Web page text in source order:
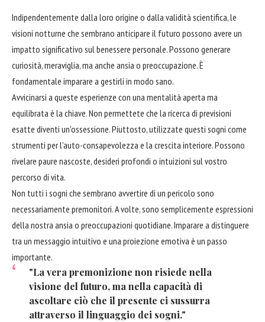
Indipendentemente dalla loro origine o dalla validità scientifica, le
visioni notturne che sembrano anticipare il futuro possono avere un
impatto significativo sul benessere personale. Possono generare
curiosità, meraviglia, ma anche ansia o preoccupazione. È
fondamentale imparare a gestirli in modo sano.
Avvicinarsi a queste esperienze con una mentalità aperta ma
equilibrata è la chiave. Non permettete che la ricerca di previsioni
esatte diventi un'ossessione. Piuttosto, utilizzate questi sogni come
strumenti per l'auto-consapevolezza e la crescita interiore. Possono
rivelare paure nascoste, desideri profondi o intuizioni sul vostro
percorso di vita.
Non tutti i sogni che sembrano avvertire di un pericolo sono
necessariamente premonitori. A volte, sono semplicemente espressioni
della nostra ansia o preoccupazioni quotidiane. Imparare a distinguere
tra un messaggio intuitivo e una proiezione emotiva è un passo
importante.
"La vera premonizione non risiede nella
visione del futuro, ma nella capacità di
ascoltare ciò che il presente ci sussurra
attraverso il linguaggio dei sogni."